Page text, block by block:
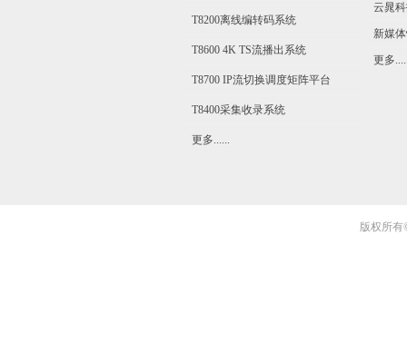
T8200离线编转码系统
T8600 4K TS流播出系统
T8700 IP流切换调度矩阵平台
T8400采集收录系统
更多......
云晁
新媒
更多
版权所